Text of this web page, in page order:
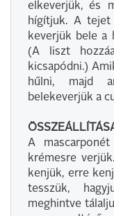
elkeverjük, és
hígítjuk. A tejet
keverjük bele a
(A liszt
kicsapódni.)
hűlni, majd
belekeverjük a
A
krémesre
kenjük, erre
tesszük,
meghintve